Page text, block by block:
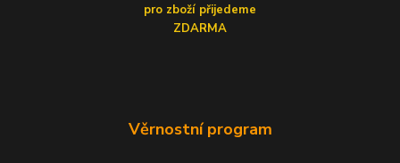
pro zboží přijedeme
ZDARMA
Věrnostní program